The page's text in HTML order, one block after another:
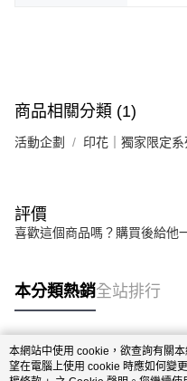
商品相關分類 (1)
活動企劃 印花｜獨家限定系
評價
喜歡這個商品嗎？購買後給他
本分類熱銷全站排行
熱門標籤
本網站中使用 cookie，欲查詢有關
望在電腦上使用 cookie 時應如何變